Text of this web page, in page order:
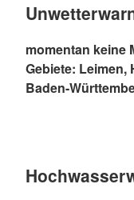
momentan keine
Gebiete: Leimen,
Baden-